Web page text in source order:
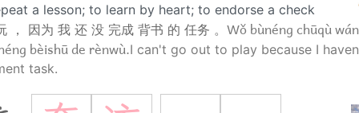
a lesson; to learn by heart; to endorse a check
， 因为 我 还 没 完成 背书 的 任务 。 Wǒ bùnéng chūqù
bèishū de rènwù.I can't go out to play because I
task.